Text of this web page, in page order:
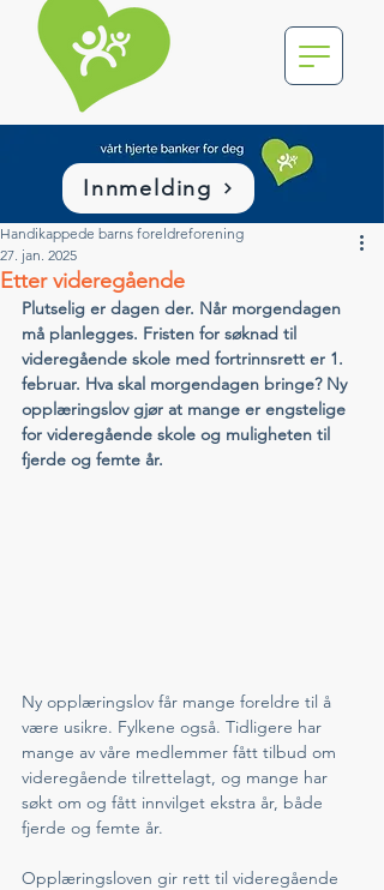
Innmelding
Etter videregående
Handikappede barns foreldreforening
27. jan. 2025
Plutselig er dagen der. Når morgendagen
må planlegges. Fristen for søknad til
videregående skole med fortrinnsrett er 1.
februar. Hva skal morgendagen bringe? Ny
opplæringslov gjør at mange er engstelige
for videregående skole og muligheten til
Ny opplæringslov får mange foreldre til å
være usikre. Fylkene også. Tidligere har
mange av våre medlemmer fått tilbud om
videregående tilrettelagt, og mange har
søkt om og fått innvilget ekstra år, både
fjerde og femte år.
Opplæringsloven gir rett til videregående